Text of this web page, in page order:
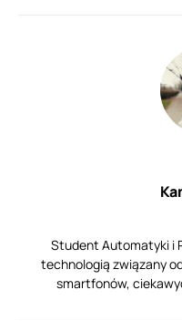
Student Automatyki i
technologią związany
smartfonów,